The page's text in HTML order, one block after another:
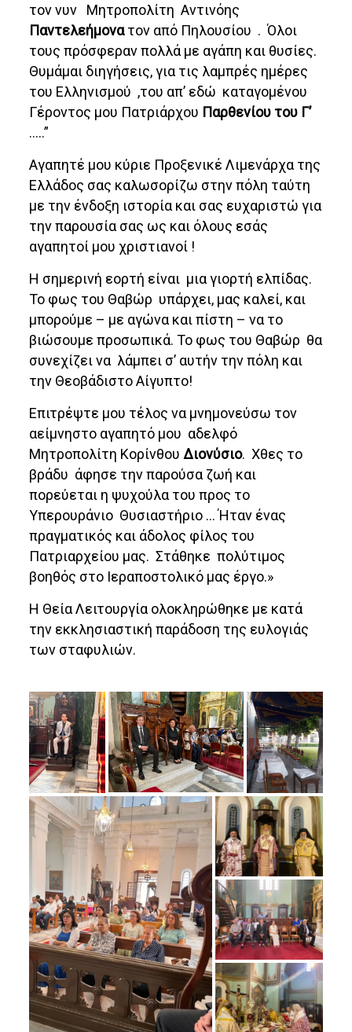
τον νυν Μητροπολίτη Αντινόης
Παντελεήμονατον από Πηλουσίου . Όλοι
τους πρόσφεραν πολλά με αγάπη και θυσίες.
Θυμάμαι διηγήσεις, για τις λαμπρές ημέρες
του Ελληνισμού ,του απ’ εδώ καταγομένου
Γέροντος μου Πατριάρχου Παρθενίου του Γ’
…..”
Αγαπητέ μου κύριε Προξενικέ Λιμενάρχα της
Ελλάδος σας καλωσορίζω στην πόλη ταύτη
με την ένδοξη ιστορία και σας ευχαριστώ για
την παρουσία σας ως και όλους εσάς
αγαπητοί μου χριστιανοί !
Η σημερινή εορτή είναι μια γιορτή ελπίδας.
Το φως του Θαβώρ υπάρχει, μας καλεί, και
μπορούμε – με αγώνα και πίστη – να το
βιώσουμε προσωπικά. Το φως του Θαβώρ θα
συνεχίζει να λάμπει σ’ αυτήν την πόλη και
την Θεοβάδιστο Αίγυπτο!
Επιτρέψτε μου τέλος να μνημονεύσω τον
αείμνηστο αγαπητό μου αδελφό
Μητροπολίτη Κορίνθου Διονύσιο. Χθες το
βράδυ άφησε την παρούσα ζωή και
πορεύεται η ψυχούλα του προς το
Υπερουράνιο Θυσιαστήριο … Ήταν ένας
πραγματικός και άδολος φίλος του
Πατριαρχείου μας. Στάθηκε πολύτιμος
βοηθός στο Ιεραποστολικό μας έργο.»
Η Θεία Λειτουργία ολοκληρώθηκε με κατά
την εκκλησιαστική παράδοση της ευλογιάς
των σταφυλιών.